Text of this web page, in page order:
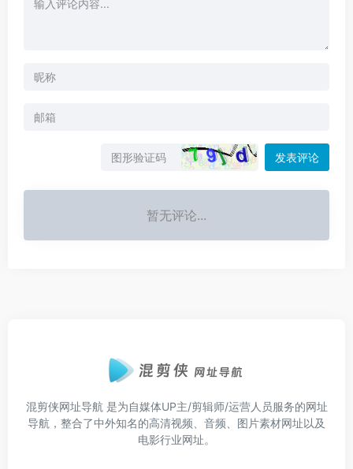
发表评论
暂无评论...
混剪侠网址导航 是为自媒体UP主/剪辑师/运营人员服务的网址
导航，整合了中外知名的高清视频、音频、图片素材网址以及
电影行业网址。